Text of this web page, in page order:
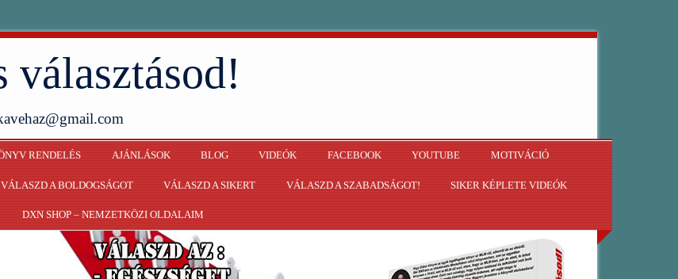
RENDELÉS AJÁNLÁSOK BLOG VIDEÓK FACEBOOK YOUTUBE MOTIVÁCIÓ
VÁLASZD A BOLDOGSÁGOT VÁLASZD A SIKERT VÁLASZD A SZABADSÁGOT! SIKER KÉPLETE VIDEÓK
DXN SHOP – NEMZETKÖZI OLDALAIM